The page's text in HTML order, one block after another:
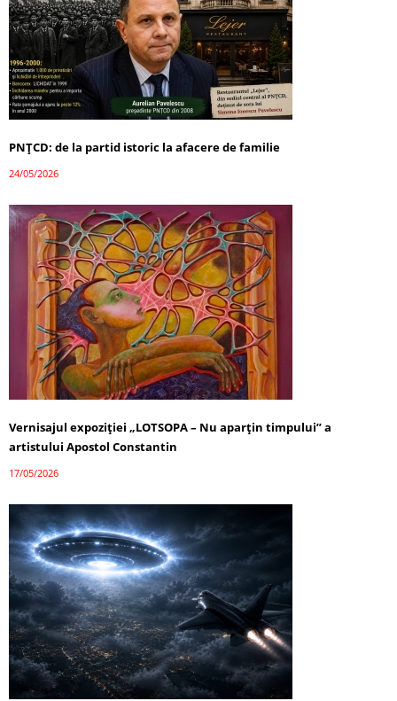
PNȚCD: de la partid istoric la afacere de familie
24/05/2026
Vernisajul expoziției „LOTSOPA – Nu aparțin timpului” a
artistului Apostol Constantin
17/05/2026